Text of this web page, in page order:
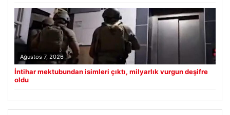
Ağustos 7, 2026
İntihar mektubundan isimleri çıktı, milyarlık vurgun deşifre
oldu